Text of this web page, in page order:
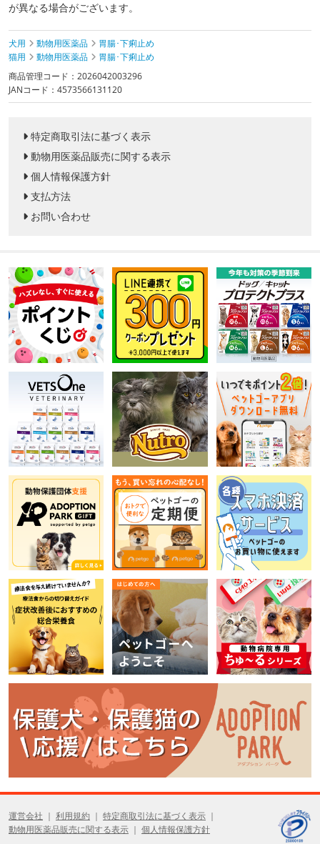
が異なる場合がございます。
犬用 動物用医薬品
胃腸･下痢止め
猫用
動物用医薬品
胃腸･下痢止め
商品管理コード：2026042003296
JANコード：4573566131120
特定商取引法に基づく表示
動物用医薬品販売に関する表示
個人情報保護方針
支払方法
お問い合わせ
運営会社 利用規約
特定商取引法に基づく表示
動物用医薬品販売に関する表示
個人情報保護方針